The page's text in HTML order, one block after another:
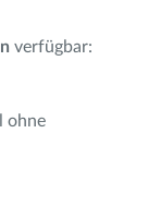
verfügbar:
ohne